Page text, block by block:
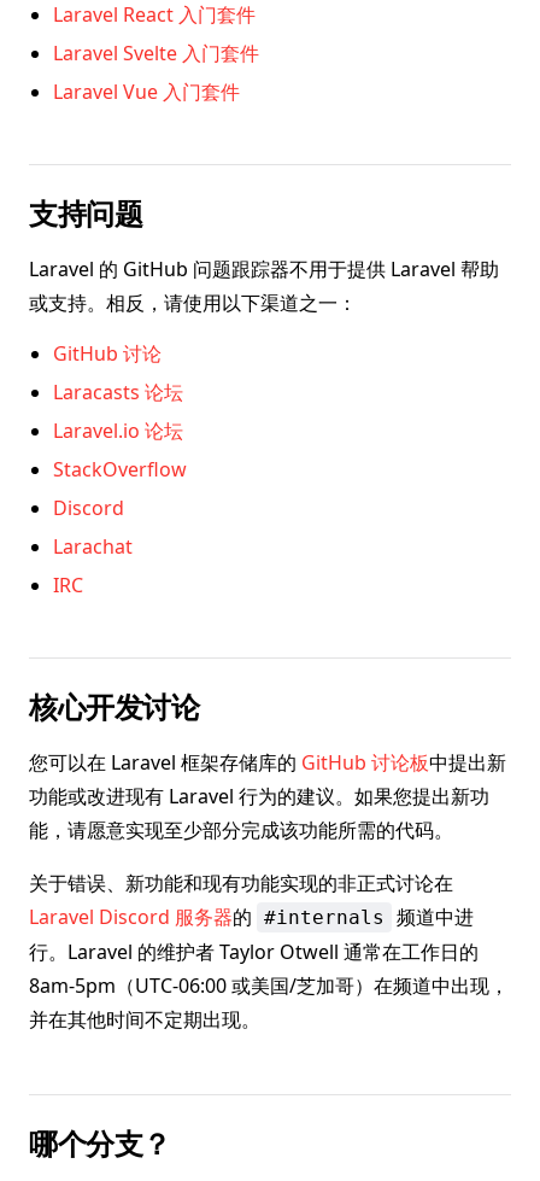
Laravel React 入门套件
Laravel Svelte 入门套件
Laravel Vue 入门套件
支持问题
Laravel 的 GitHub 问题跟踪器不用于提供 Laravel 帮助
或支持。相反，请使用以下渠道之一：
GitHub 讨论
Laracasts 论坛
Laravel.io 论坛
StackOverflow
Discord
Larachat
IRC
核心开发讨论
您可以在 Laravel 框架存储库的 GitHub 讨论板中提出新
功能或改进现有 Laravel 行为的建议。如果您提出新功
能，请愿意实现至少部分完成该功能所需的代码。
关于错误、新功能和现有功能实现的非正式讨论在
Laravel Discord 服务器的 #internals
频道中进
行。Laravel 的维护者 Taylor Otwell 通常在工作日的
8am-5pm（UTC-06:00 或美国/芝加哥）在频道中出现，
并在其他时间不定期出现。
哪个分支？